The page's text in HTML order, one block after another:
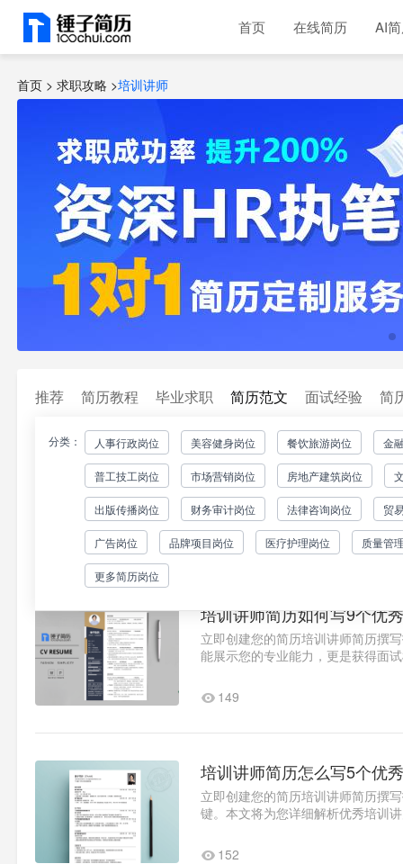
首页 在线简历 AI
首页 > 求职攻略 >培训讲师
推荐 简历教程 毕业求职 简历范文
分类： 人事行政岗位 美容健身岗位 餐饮旅游岗位 金
普工技工岗位 市场营销岗位 房地产建筑岗位
出版传播岗位 财务审计岗位 法律咨询岗位 贸
广告岗位 品牌项目岗位 医疗护理岗位 质量管
更多简历岗位
面试经验 简
培训讲师简历怎么写7个专
立即创建您的简历专业培训讲师简
训行业，一份出色的简历能让你在
历，因此简历的质量直接关系..1
213
培训讲师简历如何写9个优
立即创建您的简历培训讲师简历撰
能展示您的专业能力，更是获得面
149
培训讲师简历怎么写5个优
立即创建您的简历培训讲师简历撰
键。本文将为您详细解析优秀培训
152